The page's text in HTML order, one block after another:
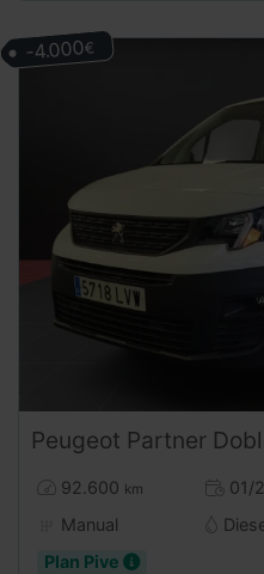
Peugeot Partner Doble
92.600 km
01/
Manual
Plan Pive
-4.000€